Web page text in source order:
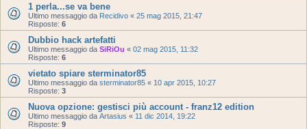
1 perla...se va bene
Ultimo messaggio da Recidivo « 25 mag 2015, 21:47
Risposte: 6
Dubbio hack artefatti
Ultimo messaggio da SiRiOu « 02 mag 2015, 11:32
Risposte: 6
vietato spiare sterminator85
Ultimo messaggio da sterminator85 « 10 apr 2015, 10:27
Risposte: 3
Nuova opzione: gestisci più account - franz12 edition
Ultimo messaggio da Artasius « 11 dic 2014, 19:22
Risposte: 9